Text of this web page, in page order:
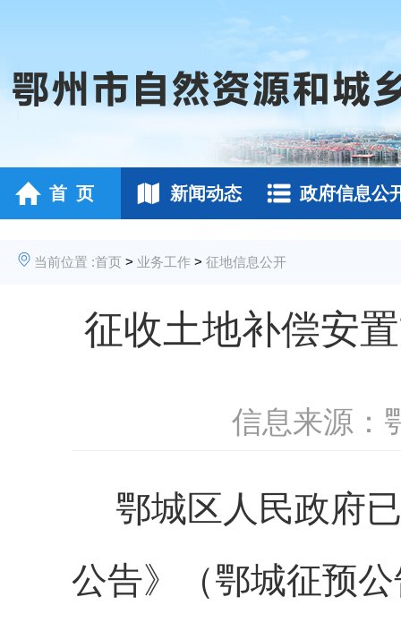
首 页 新闻动态 政府信息公
当前位置 :首页 > 业务工作 > 征地信息公开
征收土地补偿安
信息来源：
鄂城区人民政府已
公告》（鄂城征预